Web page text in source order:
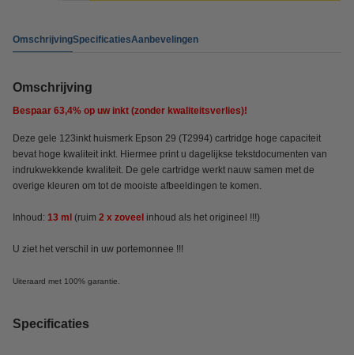
OmschrijvingSpecificatiesAanbevelingen
Omschrijving
Bespaar 63,4% op uw inkt (zonder kwaliteitsverlies)!
Deze gele 123inkt huismerk Epson 29 (T2994) cartridge hoge capaciteit
bevat hoge kwaliteit inkt. Hiermee print u dagelijkse tekstdocumenten van
indrukwekkende kwaliteit. De gele cartridge werkt nauw samen met de
overige kleuren om tot de mooiste afbeeldingen te komen.
Inhoud: 13 ml (ruim 2 x zoveel inhoud als het origineel !!!)
U ziet het verschil in uw portemonnee !!!
Uiteraard met 100% garantie.
Specificaties